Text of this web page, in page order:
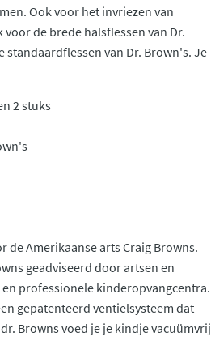
Ook voor het invriezen van
de brede halsflessen van Dr.
van Dr. Brown's. Je
2 stuks
de Amerikaanse arts Craig Browns.
geadviseerd door artsen en
professionele kinderopvangcentra.
gepatenteerd ventielsysteem dat
Browns voed je je kindje vacuümvrij